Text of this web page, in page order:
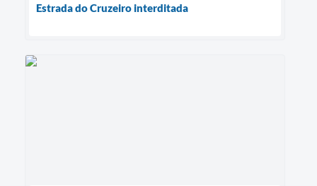
Estrada do Cruzeiro interditada